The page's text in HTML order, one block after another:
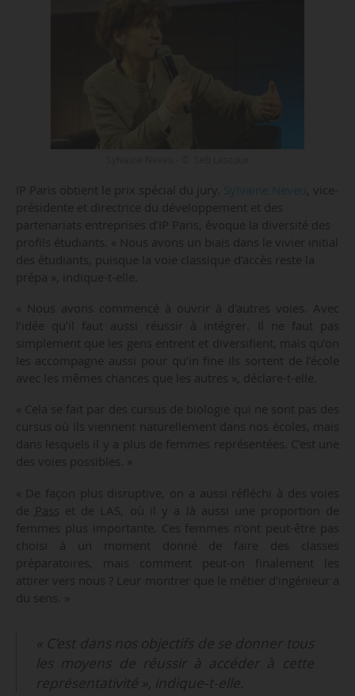
IP Paris obtient le prix spécial du jury. Sylvaine Neveu , vice-
présidente et directrice du développement et des
partenariats entreprises d’IP Paris, évoque la diversité des
profils étudiants. « Nous avons un biais dans le vivier initial
des étudiants, puisque la voie classique d’accès reste la
prépa », indique-t-elle.
« Nous avons commencé à ouvrir à d’autres voies. Avec
l’idée qu’il faut aussi réussir à intégrer. Il ne faut pas
simplement que les gens entrent et diversifient, mais qu’on
les accompagne aussi pour qu’in fine ils sortent de l’école
avec les mêmes chances que les autres », déclare-t-elle.
« Cela se fait par des cursus de biologie qui ne sont pas des
cursus où ils viennent naturellement dans nos écoles, mais
dans lesquels il y a plus de femmes représentées. C’est une
des voies possibles. »
« De façon plus disruptive, on a aussi réfléchi à des voies
de
Pass
et de LAS, où il y a là aussi une proportion de
femmes plus importante. Ces femmes n’ont peut-être pas
choisi à un moment donné de faire des classes
préparatoires, mais comment peut-on finalement les
attirer vers nous ? Leur montrer que le métier d’ingénieur a
du sens. »
« C’est dans nos objectifs de se donner tous
les moyens de réussir à accéder à cette
représentativité », indique-t-elle.